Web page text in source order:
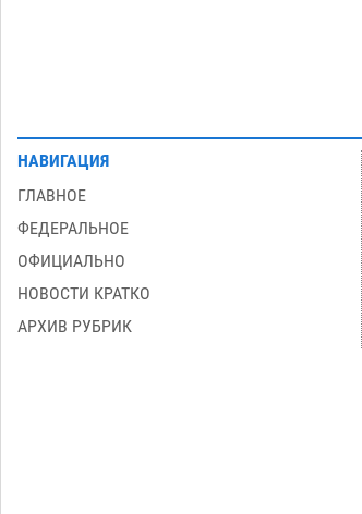
НАВИГАЦИЯ
ГЛАВНОЕ
ФЕДЕРАЛЬНОЕ
ОФИЦИАЛЬНО
НОВОСТИ КРАТКО
АРХИВ РУБРИК